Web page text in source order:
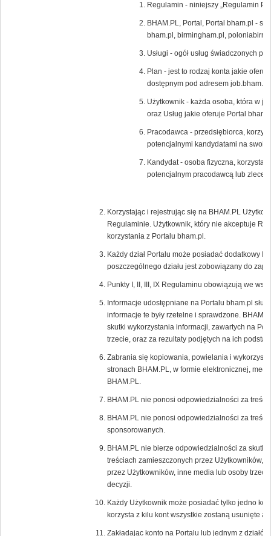
Regulamin - niniejszy „Regulamin
BHAM.PL, Portal, Portal bham.pl -
bham.pl, birmingham.pl,
Usługi - ogół usług świadczonych
Plan - jest to rodzaj konta jakie
dostępnym pod adresem job.bham.pl.
Użytkownik - każda osoba, która w
oraz Usług jakie oferuje Portal
Pracodawca - przedsiębiorca,
potencjalnymi kandydatami na
Kandydat - osoba fizyczna,
potencjalnym pracodawcą lub
Korzystając i rejestrując się na BHAM.PL
Regulaminie. Użytkownik, który nie akceptuje
korzystania z Portalu bham.pl.
Każdy dział Portalu może posiadać dodatkowy
poszczególnego działu jest zobowiązany do
Punkty I, II, III, IX Regulaminu obowiązują we
Informacje udostępniane na Portalu bham.pl
informacje te były rzetelne i sprawdzone.
skutki wykorzystania informacji, zawartych na
trzecie, oraz za rezultaty podjętych na ich
Zabrania się kopiowania, powielania i
stronach BHAM.PL, w formie elektronicznej,
BHAM.PL.
BHAM.PL nie ponosi odpowiedzialności za
BHAM.PL nie ponosi odpowiedzialności za treści
sponsorowanych.
BHAM.PL nie bierze odpowiedzialności za
treściach zamieszczonych przez Użytkowników,
przez Użytkowników, inne media lub osoby
decyzji.
Każdy Użytkownik może posiadać tylko jedno
korzysta z kilu kont wszystkie zostaną usunięte
Zakładając konto na Portalu lub jednym z